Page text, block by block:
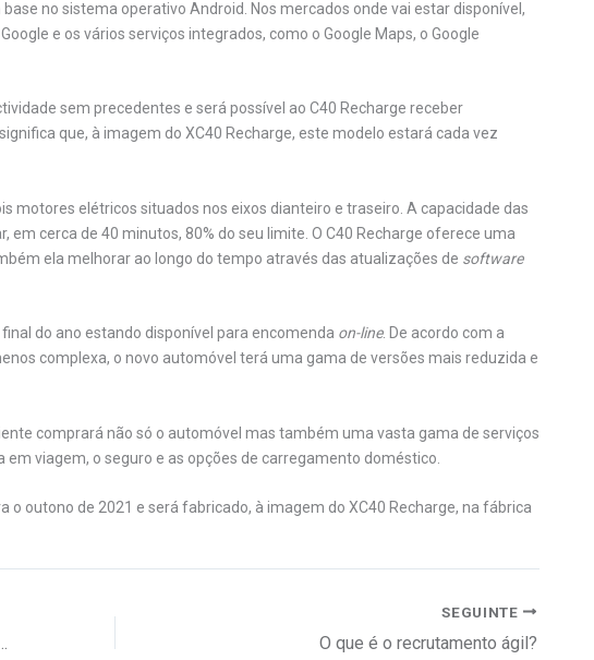
no sistema operativo Android. Nos mercados onde vai estar disponível,
e os vários serviços integrados, como o Google Maps, o Google
sem precedentes e será possível ao C40 Recharge receber
que, à imagem do XC40 Recharge, este modelo estará cada vez
motores elétricos situados nos eixos dianteiro e traseiro. A capacidade das
em cerca de 40 minutos, 80% do seu limite. O C40 Recharge oferece uma
ela melhorar ao longo do tempo através das atualizações de software
do ano estando disponível para encomenda on-line. De acordo com a
complexa, o novo automóvel terá uma gama de versões mais reduzida e
comprará não só o automóvel mas também uma vasta gama de serviços
viagem, o seguro e as opções de carregamento doméstico.
o outono de 2021 e será fabricado, à imagem do XC40 Recharge, na fábrica
SEGUINTE
O que é o recrutamento ágil?